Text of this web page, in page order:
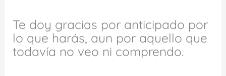
Te doy gracias por anticipado por
lo que harás, aun por aquello que
todavía no veo ni comprendo.